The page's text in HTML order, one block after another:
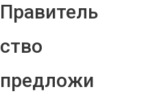
Правитель
ство
предложи